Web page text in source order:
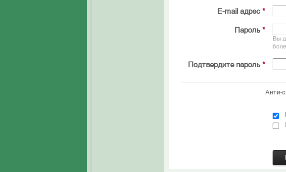
E-mail адрес *
Пароль *
Вы
Подтвердите пароль *
Анти-